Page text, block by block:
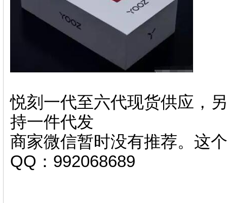
悦刻一代至六代现货供应，
持一件代发
商家微信暂时没有推荐。这
QQ：992068689